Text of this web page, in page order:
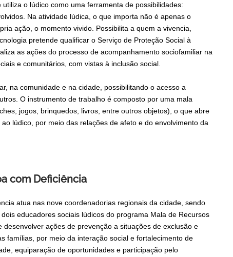
o lúdico como uma ferramenta de possibilidades:
Na atividade lúdica, o que importa não é apenas o
ação, o momento vivido. Possibilita a quem a vivencia,
pretende qualificar o Serviço de Proteção Social à
as ações do processo de acompanhamento sociofamiliar na
e comunitários, com vistas à inclusão social.
na comunidade e na cidade, possibilitando o acesso a
O instrumento de trabalho é composto por uma mala
jogos, brinquedos, livros, entre outros objetos), o que abre
lúdico, por meio das relações de afeto e do envolvimento da
com Deficiência
atua nas nove coordenadorias regionais da cidade, sendo
educadores sociais lúdicos do programa Mala de Recursos
ações de prevenção a situações de exclusão e
famílias, por meio da interação social e fortalecimento de
equiparação de oportunidades e participação pelo